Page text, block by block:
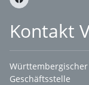
Kontakt
Geschäftsstelle